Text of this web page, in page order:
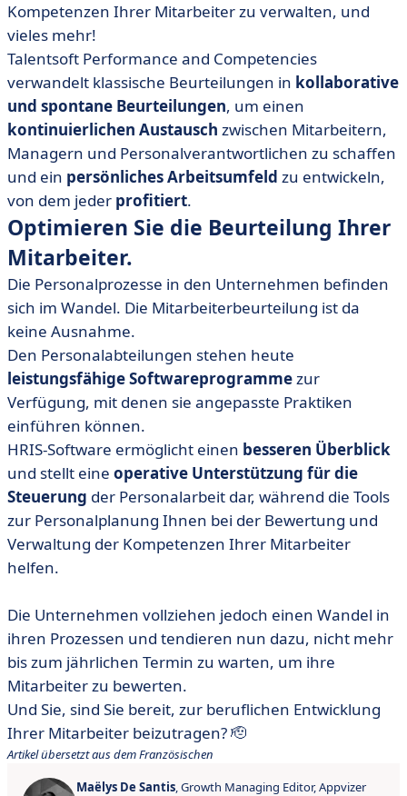
Kompetenzen Ihrer Mitarbeiter zu verwalten, und
vieles mehr!
Talentsoft Performance and Competencies
verwandelt klassische Beurteilungen in kollaborative
und spontane Beurteilungen, um einen
kontinuierlichen Austausch zwischen Mitarbeitern,
Managern und Personalverantwortlichen zu schaffen
und ein persönliches Arbeitsumfeld zu entwickeln,
von dem jeder profitiert.
Optimieren Sie die Beurteilung Ihrer
Mitarbeiter.
Die Personalprozesse in den Unternehmen befinden
sich im Wandel. Die Mitarbeiterbeurteilung ist da
keine Ausnahme.
Den Personalabteilungen stehen heute
leistungsfähige Softwareprogrammezur
Verfügung, mit denen sie angepasste Praktiken
einführen können.
HRIS-Software ermöglicht einen besseren Überblick
und stellt eine operative Unterstützung für die
Steuerung der Personalarbeit dar, während die Tools
zur Personalplanung Ihnen bei der Bewertung und
Verwaltung der Kompetenzen Ihrer Mitarbeiter
helfen.
Die Unternehmen vollziehen jedoch einen Wandel in
ihren Prozessen und tendieren nun dazu, nicht mehr
bis zum jährlichen Termin zu warten, um ihre
Mitarbeiter zu bewerten.
Und Sie, sind Sie bereit, zur beruflichen Entwicklung
Ihrer Mitarbeiter beizutragen? 🫡
Artikel übersetzt aus dem Französischen
Maëlys De Santis, Growth Managing Editor, Appvizer